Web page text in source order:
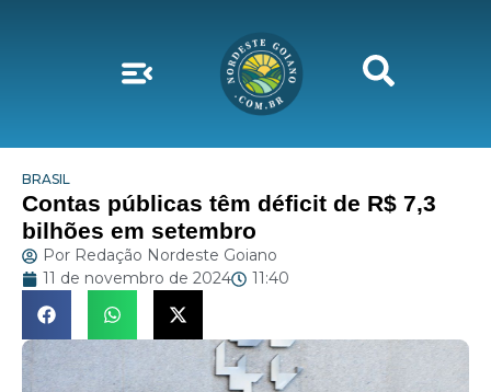
BRASIL
Contas públicas têm déficit de R$ 7,3
bilhões em setembro
Por Redação Nordeste Goiano
11 de novembro de 2024
11:40